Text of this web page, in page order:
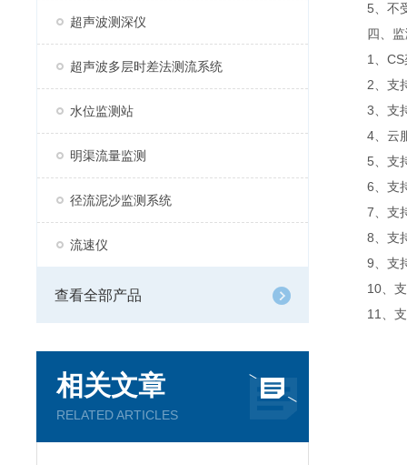
超声波测深仪
超声波多层时差法测流系统
水位监测站
明渠流量监测
径流泥沙监测系统
流速仪
查看全部产品
相关文章
RELATED ARTICLES
5、不受
四、监
1、CS架
2、支持
3、支持
4、云服
5、支持
6、支持
7、支持
8、支持
9、支持
10、支
11、支